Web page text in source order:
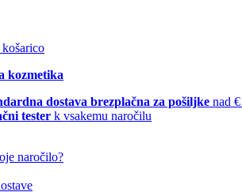
kozmetika
dostava brezplačna za pošiljke nad
tester k vsakemu naročilu
naročilo?